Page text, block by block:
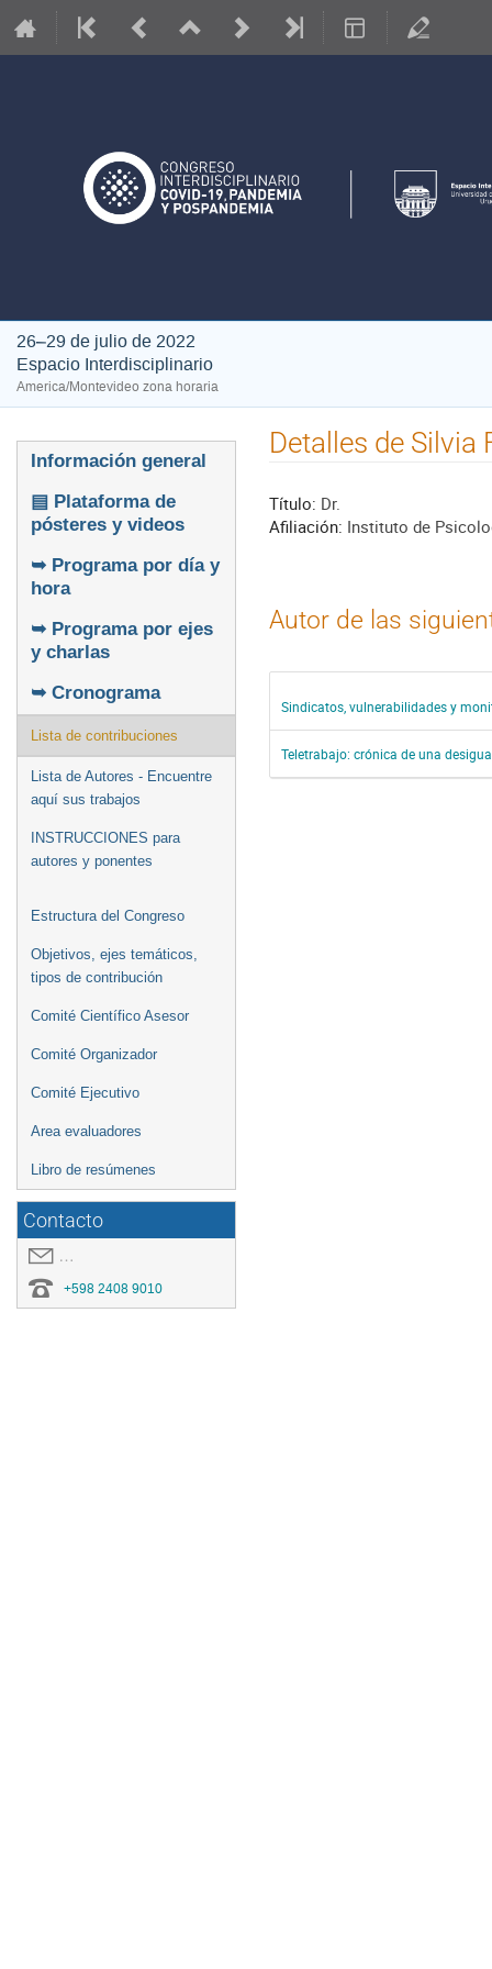
26–29 de julio de 2022
Espacio Interdisciplinario
America/Montevideo zona horaria
Event
menu
Información general
▤ Plataforma de
pósteres y videos
➥ Programa por día y
hora
➥ Programa por ejes
y charlas
➥ Cronograma
Lista de contribuciones
Lista de Autores - Encuentre
aquí sus trabajos
INSTRUCCIONES para
autores y ponentes
Estructura del Congreso
Objetivos, ejes temáticos,
tipos de contribución
Comité Científico Asesor
Comité Organizador
Comité Ejecutivo
Area evaluadores
Libro de resúmenes
Contacto
covid19.congresoei@gmail.com
+598 2408 9010
Detalles de Silvia
Título: Dr.
Afiliación: Instituto de
Autor de las
Sindicatos, vulnerabilidades y
Teletrabajo: crónica de una